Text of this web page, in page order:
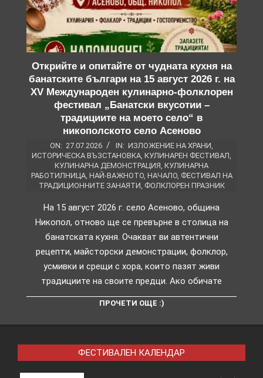
Открийте и опитайте от чудната кухня на
банатските българи на 15 август 2026 г. на
XV Международен кулинарно-фолклорен
фестивал „Банатски вкусотии –
традициите на моето село“ в
никополското село Асеново
ON: 27.07.2026 IN: ИЗЛОЖЕНИЕ НА ХРАНИ
ИСТОРИЧЕСКА ВЪЗСТАНОВКА КУЛИНАРЕН ФЕСТИВАЛ
КУЛИНАРНА ДЕМОНСТРАЦИЯ КУЛИНАРНА
РАБОТИЛНИЦА, НАЙ-ВАЖНОТО, НАЧАЛО, ФЕСТИВАЛ НА
ТРАДИЦИОННИТЕ ЗАНАЯТИ ФОЛКЛОРЕН ПРАЗНИК
На 15 август 2026 г. село Асеново, община
Никопол, отново ще се превърне в столица на
банатската кухня. Очакват ви автентични
рецепти, майсторски демонстрации, фолклор,
усмивки и срещи с хора, които пазят живи
традициите на своите предци. Ако обичате
ПРОЧЕТИ ОЩЕ :)
ФЕСТИВАЛЕН КАЛЕНДАР